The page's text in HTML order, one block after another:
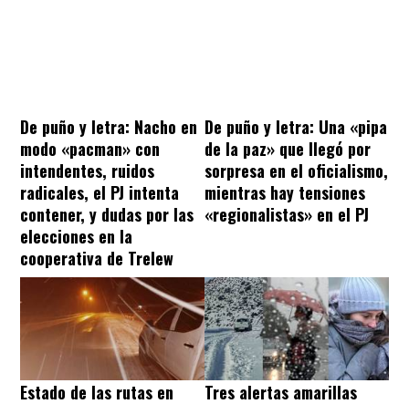
De puño y letra: Nacho en
modo «pacman» con
intendentes, ruidos
radicales, el PJ intenta
contener, y dudas por las
elecciones en la
cooperativa de Trelew
De puño y letra: Una «pipa
de la paz» que llegó por
sorpresa en el oficialismo,
mientras hay tensiones
«regionalistas» en el PJ
Estado de las rutas en
Tres alertas amarillas